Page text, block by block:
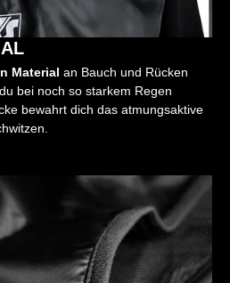
Material an Bauch und Rücken
bei noch so starkem Regen
bewahrt dich das atmungsaktive